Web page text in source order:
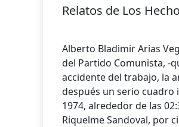
Relatos de Los
Alberto Bladimir Arias
del Partido Comunista, -
accidente del trabajo, la
después un serio cuadro
1974, alrededor de las
Riquelme Sandoval, por